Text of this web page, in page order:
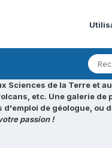
Sciences de la Terre et
etc. Une galerie de
de géologue, ou
passion !